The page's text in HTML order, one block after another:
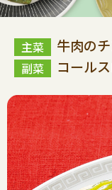
牛肉の
コール